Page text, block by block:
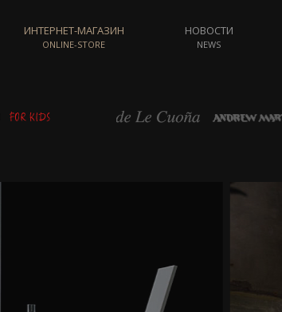
ИНТЕРНЕТ-МАГАЗИН
ONLINE-STORE
НОВОСТИ
NEWS